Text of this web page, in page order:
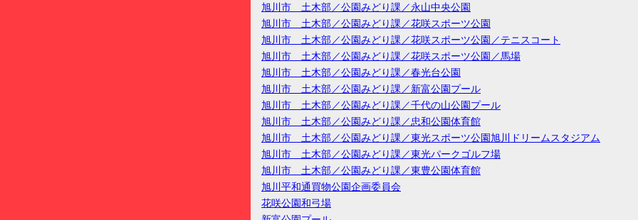
旭川市 土木部／公園みどり課／永山中央公園
旭川市 土木部／公園みどり課／花咲スポーツ公園
旭川市 土木部／公園みどり課／花咲スポーツ公園／テニスコート
旭川市 土木部／公園みどり課／花咲スポーツ公園／馬場
旭川市 土木部／公園みどり課／春光台公園
旭川市 土木部／公園みどり課／新富公園プール
旭川市 土木部／公園みどり課／千代の山公園プール
旭川市 土木部／公園みどり課／忠和公園体育館
旭川市 土木部／公園みどり課／東光スポーツ公園旭川ドリームスタジアム
旭川市 土木部／公園みどり課／東光パークゴルフ場
旭川市 土木部／公園みどり課／東豊公園体育館
旭川平和通買物公園企画委員会
花咲公園和弓場